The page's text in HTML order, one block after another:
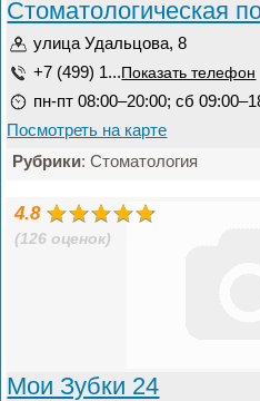
Стоматологическая
улица Удальцова, 8
+7 (499) 1... Показать телефон
пн-пт 08:00–20:00; сб
Посмотреть на карте
Рубрики: Стоматология
4.8
(126 оценок)
Мои Зубки 24